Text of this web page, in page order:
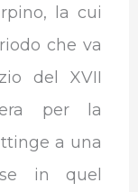
la cui
che va
del XVII
per la
a una
in quel